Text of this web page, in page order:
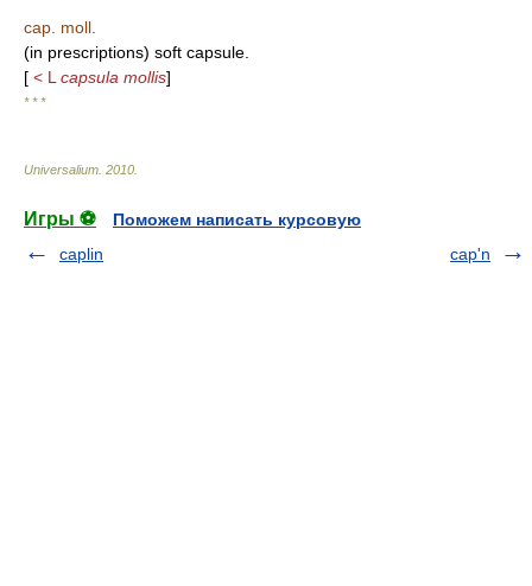
cap. moll.
(in prescriptions) soft capsule.
[ < L capsula mollis]
* * *
Universalium 2010
Игры ⚽
Поможем написать курсовую
caplin
cap'n